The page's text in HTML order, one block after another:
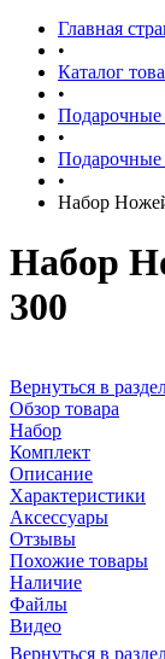
Главная
•
Каталог
•
•
•
Набор
Набор
300
Вернуться в
Обзор товара
Набор
Комплект
Описание
Характеристики
Аксессуары
Отзывы
Похожие товары
Наличие
Файлы
Видео
Вернуться в